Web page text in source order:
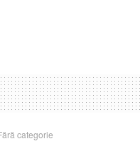
categorie